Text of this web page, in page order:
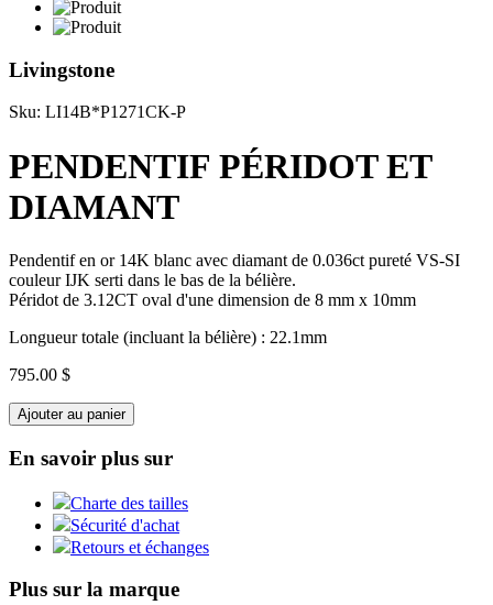
Livingstone
Sku: LI14B*P1271CK-P
PENDENTIF PÉRIDOT ET
DIAMANT
Pendentif en or 14K blanc avec diamant de 0.036ct pureté VS-SI
couleur IJK serti dans le bas de la bélière.
Péridot de 3.12CT oval d'une dimension de 8 mm x 10mm
Longueur totale (incluant la bélière) : 22.1mm
795.00 $
Ajouter au panier
En savoir plus sur
Charte des tailles
Sécurité d'achat
Retours et échanges
Plus sur la marque